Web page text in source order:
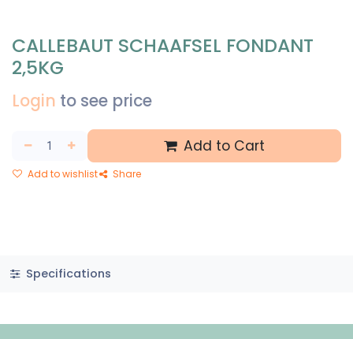
CALLEBAUT SCHAAFSEL FONDANT
2,5KG
Login to see price
Add to Cart
Add to wishlist Share
Specifications